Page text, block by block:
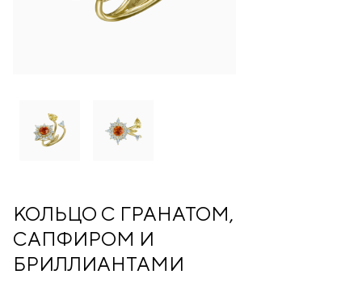
КОЛЬЦО С ГРАНАТОМ,
САПФИРОМ И
БРИЛЛИАНТАМИ